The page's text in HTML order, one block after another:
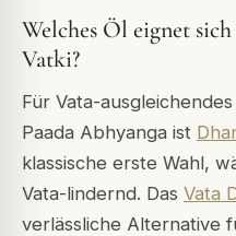
Welches Öl eignet
Vatki?
Für Vata-
Paada Abhyanga ist
klassische erste Wahl,
Vata-lindernd. Das Vata
verlässliche Alternative